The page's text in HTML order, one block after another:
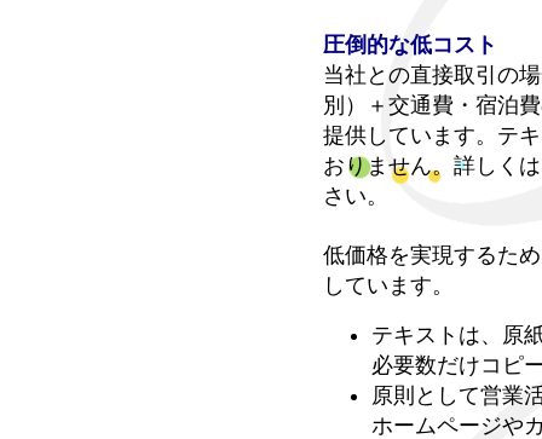
圧倒的な低コスト
当社との直接取引の
別）＋交通費・宿泊
提供しています。テ
おりません。 詳しく
さい。
低価格を実現するた
しています。
テキストは、原
必要数だけコピ
原則として営業
ホームページや